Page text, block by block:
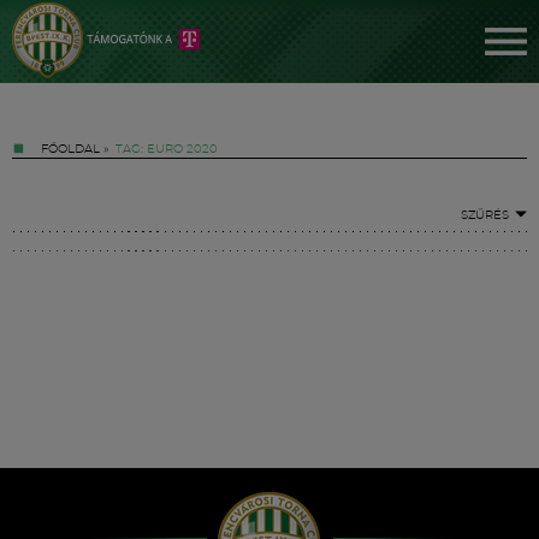
FŐOLDAL » TAG: EURO 2020
SZŰRÉS
Hírek